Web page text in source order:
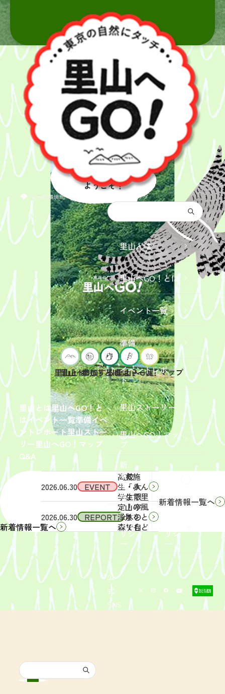
都庁総合トップ
里山とは里山へGO！と
はイベント一覧準備イベ
ントレポート里山ストー
リー里山へGO！マップ
Q&A
里山とは
里山へGO！とは
イベント一覧
準備
イベントレポー
ト
里山ストーリー
里山へGO！マッ
プ
新
着
情
報
サイ
トポ
リシ
ー
リシ
ー
公
式
SNS
里山へ
ようこそ！
里山とは
里山へGO！とは
参加するには？
イベント一覧
里山へGO！マップ
新着情報一覧へ
2026.06.30 EVENT
2026年9
月19日
（土）
開催
「【東
京ポイ
ント対
象】中
学生・
高校
生・大
学生限
定！宇
津木の
森で自
然体
験！」
募集を
開始し
まし
2026.06.30 REPORT
2026年
6月13
（土）
実施
「みん
なで里
山の風
景をと
りもど
そ
う！」
活動レ
ポート
を掲載
しまし
た。
新着情報一覧へ